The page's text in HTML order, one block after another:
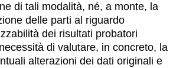
di tali modalità, né, a monte, la
delle parti al riguardo
dei risultati probatori
di valutare, in concreto, la
alterazioni dei dati originali e